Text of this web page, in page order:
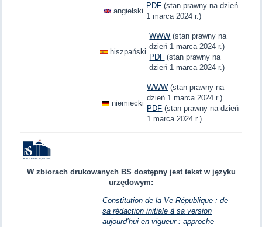
angielski
PDF (stan prawny na dzień
1 marca 2024 r.)
hiszpański
WWW (stan prawny na
dzień 1 marca 2024 r.)
PDF (stan prawny na
dzień 1 marca 2024 r.)
niemiecki
WWW (stan prawny na
dzień 1 marca 2024 r.)
PDF (stan prawny na dzień
1 marca 2024 r.)
W zbiorach drukowanych BS dostępny jest tekst w języku
urzędowym:
Constitution de la Ve République : de
sa rédaction initiale à sa version
aujourd’hui en vigueur : approche